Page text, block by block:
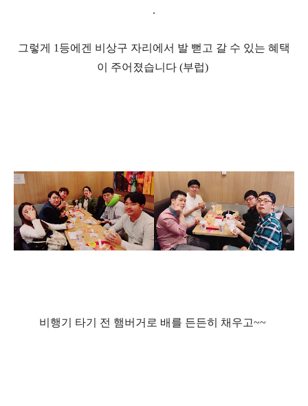
.
그렇게 1 등에겐 비상구 자리에서 발 뻗고 갈 수 있는 혜택
이 주어졌습니다 (부럽)
비행기 타기 전 햄버거로 배를 든든히 채우고~~